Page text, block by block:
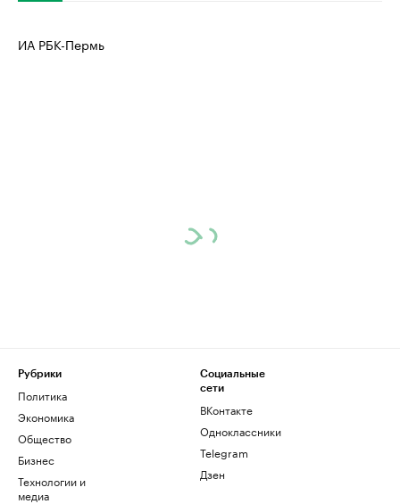
ИА РБК-Пермь
Рубрики
Политика
Экономика
Общество
Бизнес
Технологии и
медиа
Социальные
сети
ВКонтакте
Одноклассники
Telegram
Дзен